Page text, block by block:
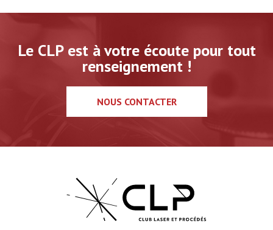
Le CLP est à votre écoute pour tout
renseignement !
NOUS CONTACTER